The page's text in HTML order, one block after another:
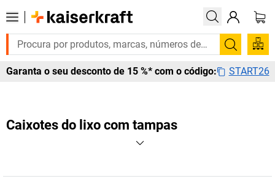
Garanta o seu desconto de 15 %* com o código: START26
Caixotes do lixo com tampas